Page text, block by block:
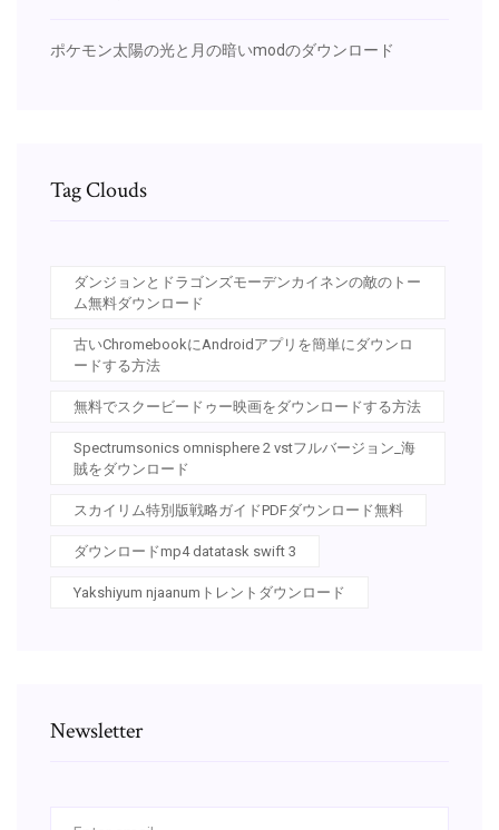
ポケモン太陽の光と月の暗いmodのダウンロード
Tag Clouds
ダンジョンとドラゴンズモーデンカイネンの敵のトー
ム無料ダウンロード
古いChromebookにAndroidアプリを簡単にダウンロ
ードする方法
無料でスクービードゥー映画をダウンロードする方法
Spectrumsonics omnisphere 2 vstフルバージョン_海
賊をダウンロード
スカイリム特別版戦略ガイドPDFダウンロード無料
ダウンロードmp4 datatask swift 3
Yakshiyum njaanumトレントダウンロード
Newsletter